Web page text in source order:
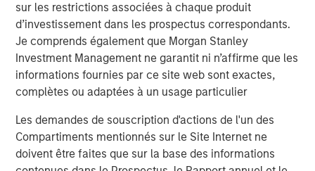
sur les restrictions associées à chaque produit
d’investissement dans les prospectus correspondants.
Je comprends également que Morgan Stanley
Investment Management ne garantit ni n’affirme que les
informations fournies par ce site web sont exactes,
complètes ou adaptées à un usage particulier
Les demandes de souscription d'actions de l'un des
Compartiments mentionnés sur le Site Internet ne
doivent être faites que sur la base des informations
ARTICLE
The MSIM Quantitative Duration
Strategy Model: A Factor-Based
Approach to Managing Interest Rates
Anton Heese and Matas Vala explore the
Quantitative Duration Strategy Model, one of the
proprietary tools the team uses to enhance their
investment process, as it helps provide structure
and rigour with identifying and processing